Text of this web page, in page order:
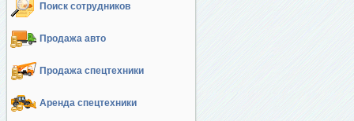
Поиск сотрудников
Продажа авто
Продажа спецтехники
Аренда спецтехники